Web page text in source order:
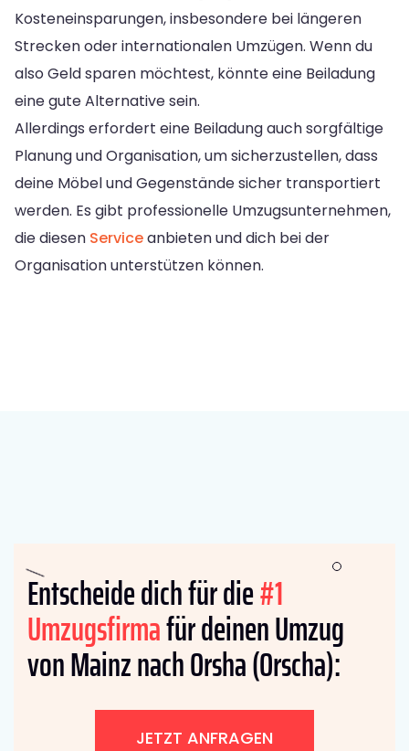
Kosteneinsparungen, insbesondere bei längeren
Strecken oder internationalen Umzügen. Wenn du
also Geld sparen möchtest, könnte eine Beiladung
eine gute Alternative sein.
Allerdings erfordert eine Beiladung auch sorgfältige
Planung und Organisation, um sicherzustellen, dass
deine Möbel und Gegenstände sicher transportiert
werden. Es gibt professionelle Umzugsunternehmen,
die diesen Serviceanbieten und dich bei der
Organisation unterstützen können.
Entscheide dich für die#1
Umzugsfirmafür deinen Umzug
von Mainz nach Orsha (Orscha):
JETZT ANFRAGEN